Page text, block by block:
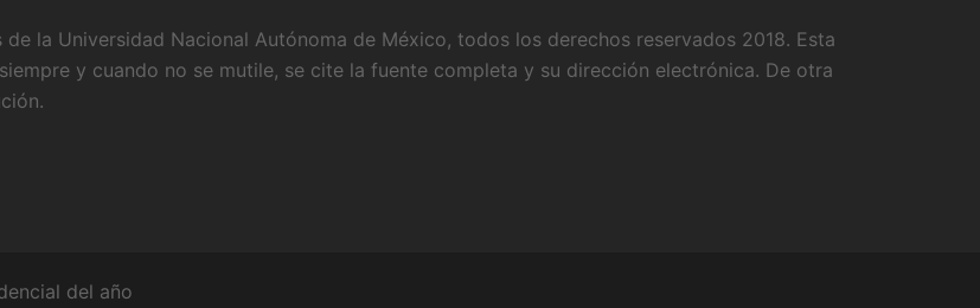
la Universidad Nacional Autónoma de México, todos los derechos reservados 2018. Esta
y cuando no se mutile, se cite la fuente completa y su dirección electrónica. De otra
del año